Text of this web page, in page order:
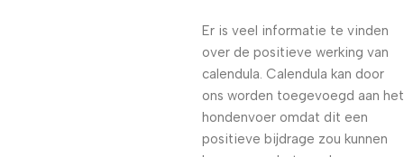
Er is veel informatie te vinden
over de positieve werking van
calendula. Calendula kan door
ons worden toegevoegd aan het
hondenvoer omdat dit een
positieve bijdrage zou kunnen